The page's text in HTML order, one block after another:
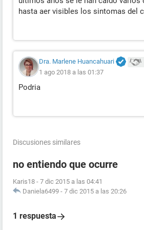
hasta aer visibles los sintomas del
Dra. Marlene Huancahuari
1 ago 2018 a las 01:37
Podria
Discusiones similares
no entiendo que ocurre
Karis18 - 7 dic 2015 a las 04:41
Daniela6499 - 7 dic 2015 a las 20:26
1 respuesta